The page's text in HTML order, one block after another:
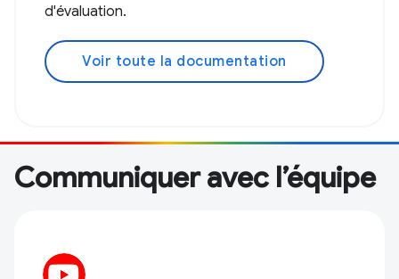
d'évaluation.
Voir toute la documentation
Communiquer avec l’équipe